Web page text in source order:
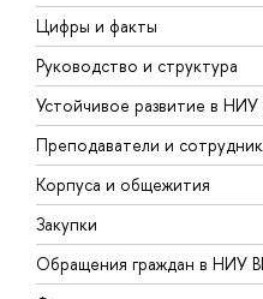
Цифры и факты
Руководство и структура
Устойчивое развитие в
Преподаватели и
Корпуса и общежития
Закупки
Обращения граждан в НИУ